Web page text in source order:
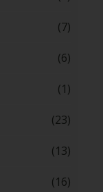
(7)
(6)
(1)
(23)
(13)
(16)